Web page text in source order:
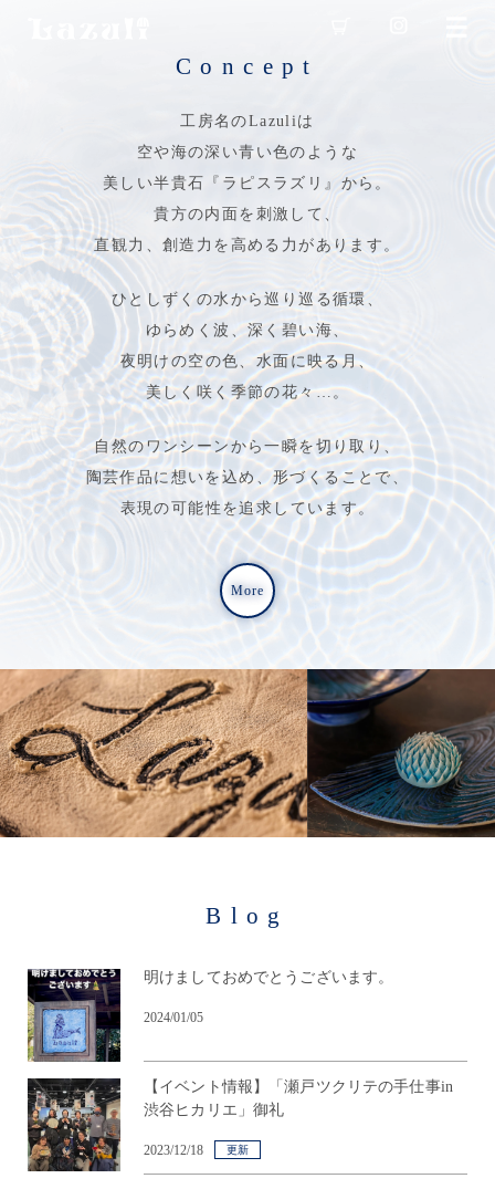
Concept
工房名のLazuliは
空や海の深い青い色のような
美しい半貴石『ラピスラズリ』から。
貴方の内面を刺激して、
直観力、創造力を高める力があります。
ひとしずくの水から巡り巡る循環、
ゆらめく波、深く碧い海、
夜明けの空の色、水面に映る月、
美しく咲く季節の花々…。
自然のワンシーンから一瞬を切り取り、
陶芸作品に想いを込め、形づくることで、
表現の可能性を追求しています。
More
Blog
明けましておめでとうございます。
2024/01/05
【イベント情報】「瀬戸ツクリテの手仕事in
渋谷ヒカリエ」御礼
2023/12/18 更新